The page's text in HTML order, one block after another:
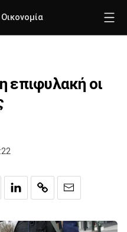
Οικονομία
επιφυλακή οι